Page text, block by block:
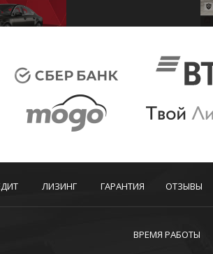
ЛИЗИНГ ГАРАНТИЯ ОТЗЫВЫ
ВРЕМЯ РАБОТЫ